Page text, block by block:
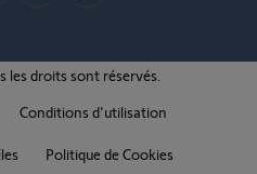
les droits sont réservés.
Conditions d'utilisation
Politique de Cookies